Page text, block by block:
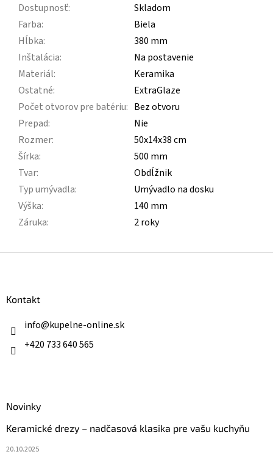
Dostupnosť:
Skladom
Farba:
Biela
Hĺbka:
380 mm
Inštalácia:
Na postavenie
Materiál:
Keramika
Ostatné:
ExtraGlaze
Počet otvorov pre batériu: Bez otvoru
Prepad:
Nie
Rozmer:
50x14x38 cm
Šírka:
500 mm
Tvar:
Obdĺžnik
Typ umývadla:
Umývadlo na dosku
Výška:
140 mm
Záruka: 2 roky
Kontakt
info@kupelne-online.sk
+420 733 640 565
Novinky
Keramické drezy – nadčasová klasika pre vašu kuchyňu
20.10.2025